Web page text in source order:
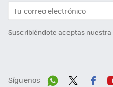
Suscribiéndote aceptas nuestra
Síguenos